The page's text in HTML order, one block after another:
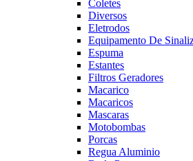
Coletes
Diversos
Eletrodos
Equipamento De
Espuma
Estantes
Filtros Geradores
Macarico
Macaricos
Mascaras
Motobombas
Porcas
Regua Aluminio